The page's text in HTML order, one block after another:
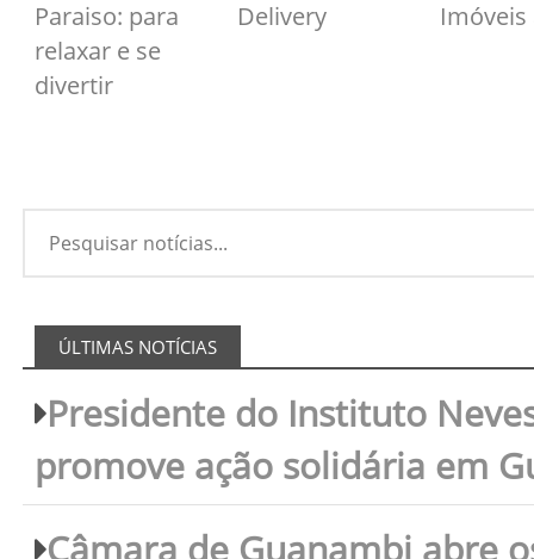
Paraiso: para
relaxar e se
divertir
Delivery
Imóveis
ÚLTIMAS NOTÍCIAS
Presidente do Instituto
promove ação solidária em
Câmara de Guanambi abre